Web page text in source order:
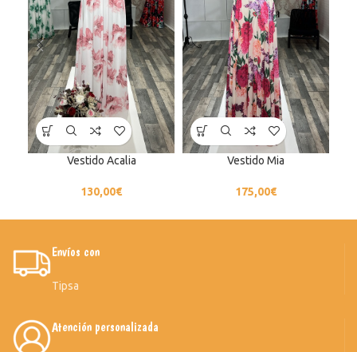
Vestido Acalia
130,00€
Vestido Mia
175,00€
Envíos con
Tipsa
Atención personalizada